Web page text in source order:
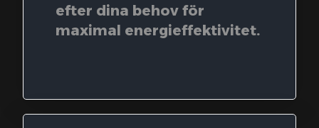
efter dina behov för
maximal energieffektivitet.